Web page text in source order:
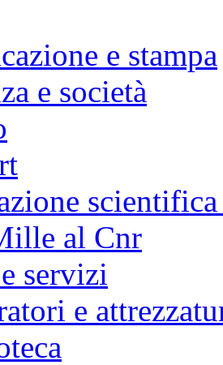
e stampa
e società
al Cnr
servizi
e